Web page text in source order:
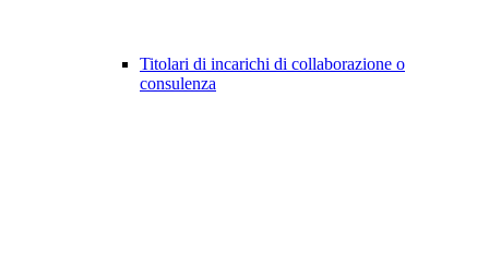
Titolari di incarichi di collaborazione o
consulenza